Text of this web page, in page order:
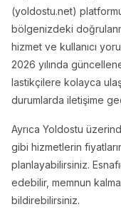
(yoldostu.net)
bölgenizdeki
hizmet ve kullanıcı
2026 yılında
lastikçilere kolayca
durumlarda iletişime
Ayrıca Yoldostu
gibi hizmetlerin
planlayabilirsiniz.
edebilir, memnun
bildirebilirsiniz.